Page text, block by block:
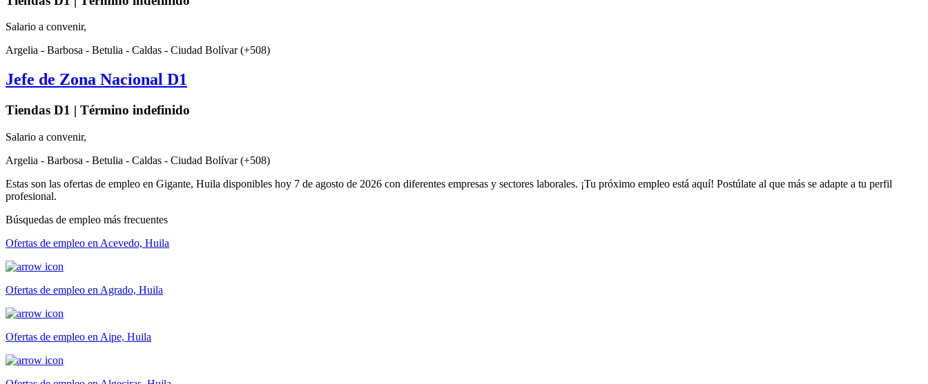
Salario a convenir,
Argelia - Barbosa - Betulia - Caldas - Ciudad Bolívar (+508)
Jefe de Zona Nacional D1
Tiendas D1 | Término indefinido
Salario a convenir,
Argelia - Barbosa - Betulia - Caldas - Ciudad Bolívar (+508)
Estas son las ofertas de empleo en Gigante, Huila disponibles hoy 7 de agosto de 2026 con diferentes empresas y sectores laborales. ¡Tu próximo empleo está aquí! Postúlate al que más se adapte a tu perfil
profesional.
Búsquedas de empleo más frecuentes
Ofertas de empleo en Acevedo, Huila
Ofertas de empleo en Agrado, Huila
Ofertas de empleo en Aipe, Huila